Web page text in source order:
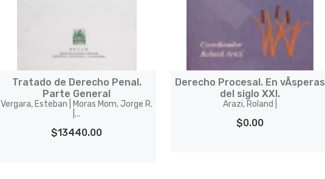
Tratado de Derecho Penal.
Parte General
Vergara, Esteban | Moras Mom, Jorge R.
|...
$13440.00
Derecho Procesal. En vÃ­speras
del siglo XXI.
Arazi, Roland |
$0.00